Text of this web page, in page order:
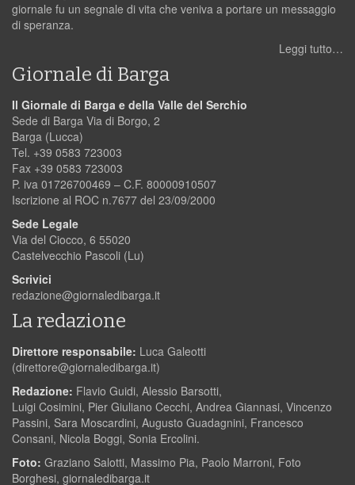
giornale fu un segnale di vita che veniva a portare un messaggio
di speranza.
Leggi tutto…
Giornale di Barga
Il Giornale di Barga e della Valle del Serchio
Sede di Barga Via di Borgo, 2
Barga (Lucca)
Tel. +39 0583 723003
Fax +39 0583 723003
P. iva 01726700469 – C.F. 80000910507
Iscrizione al ROC n.7677 del 23/09/2000
Sede Legale
Via del Ciocco, 6 55020
Castelvecchio Pascoli (Lu)
Scrivici
redazione@giornaledibarga.it
La redazione
Direttore responsabile: Luca Galeotti
(direttore@giornaledibarga.it)
Redazione: Flavio Guidi, Alessio Barsotti,
Luigi Cosimini, Pier Giuliano Cecchi, Andrea Giannasi, Vincenzo
Passini, Sara Moscardini, Augusto Guadagnini, Francesco
Consani, Nicola Boggi, Sonia Ercolini.
Foto: Graziano Salotti, Massimo Pia, Paolo Marroni, Foto
Borghesi, giornaledibarga.it